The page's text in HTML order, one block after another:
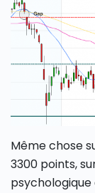
Même chose
3300 points,